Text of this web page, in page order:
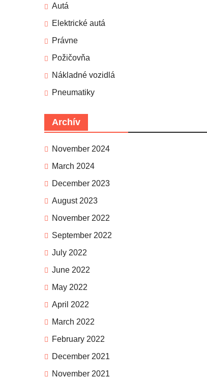
Autá
Elektrické autá
Právne
Požičovňa
Nákladné vozidlá
Pneumatiky
Archív
November 2024
March 2024
December 2023
August 2023
November 2022
September 2022
July 2022
June 2022
May 2022
April 2022
March 2022
February 2022
December 2021
November 2021